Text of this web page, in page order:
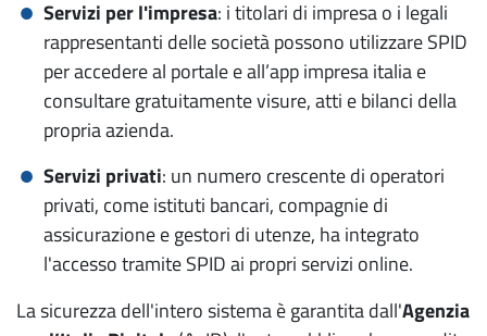
Servizi per l'impresa: i titolari di impresa o i legali
rappresentanti delle società possono utilizzare SPID
per accedere al portale e all’app impresa italia e
consultare gratuitamente visure, atti e bilanci della
propria azienda.
Servizi privati: un numero crescente di operatori
privati, come istituti bancari, compagnie di
assicurazione e gestori di utenze, ha integrato
l'accesso tramite SPID ai propri servizi online.
La sicurezza dell'intero sistema è garantita dall'Agenzia